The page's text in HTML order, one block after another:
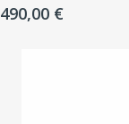
490,00 €